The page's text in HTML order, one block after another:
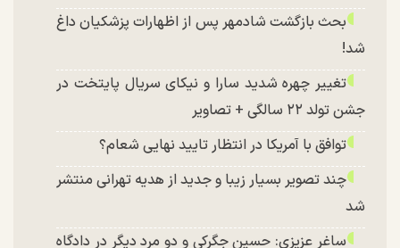
بحث بازگشت شادمهر پس از اظهارات پزشکیان داغ
شد!
تغییر چهره شدید سارا و نیکای سریال پایتخت در
جشن تولد ۲۲ سالگی + تصاویر
توافق با آمریکا در انتظار تایید نهایی شعام؟
چند تصویر بسیار زیبا و جدید از هدیه تهرانی منتشر
شد
ساغر عزیزی: حسین جگرکی و دو مرد دیگر در دادگاه